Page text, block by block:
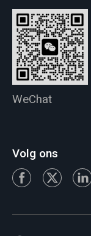
WeChat
Volg ons